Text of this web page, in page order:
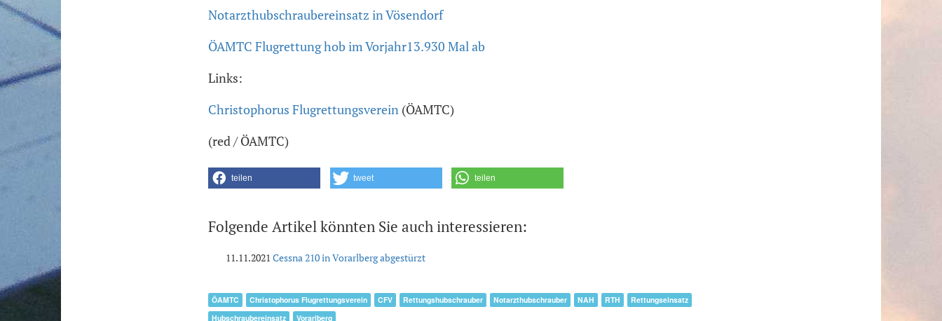
Notarzthubschraubereinsatz in Vösendorf
ÖAMTC Flugrettung hob im Vorjahr13.930 Mal ab
Links:
Christophorus Flugrettungsverein (ÖAMTC)
(red / ÖAMTC)
teilen tweet teilen
Folgende Artikel könnten Sie auch interessieren:
11.11.2021 Cessna 210 in Vorarlberg abgestürzt
ÖAMTC Christophorus Flugrettungsverein CFV Rettungshubschrauber Notarzthubschrauber NAH RTH
Rettungseinsatz
Hubschraubereinsatz
Vorarlberg